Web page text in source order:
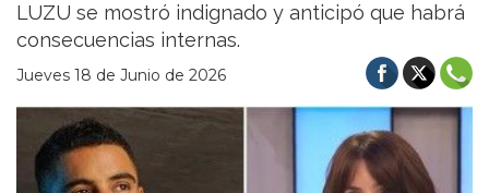
LUZU se mostró indignado y anticipó que habrá
consecuencias internas.
Jueves 18 de Junio de 2026